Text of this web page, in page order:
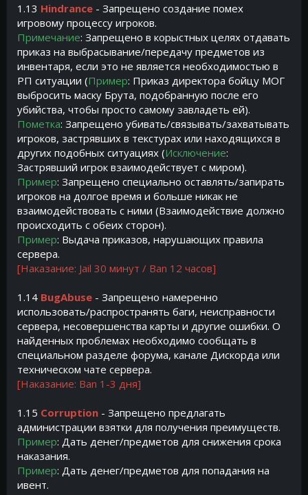
1.13 Hindrance - Запрещено создание помех
игровому процессу игроков.
Примечание: Запрещено в корыстных целях отдавать
приказ на выбрасывание/передачу предметов из
инвентаря, если это не является необходимостью в
РП ситуации (Пример: Приказ директора бойцу МОГ
выбросить маску Брута, подобранную после его
убийства, чтобы просто самому завладеть ей).
Пометка: Запрещено убивать/связывать/захватывать
игроков, застрявших в текстурах или находящихся в
других подобных ситуациях (Исключение:
Застрявший игрок взаимодействует с миром).
Пример: Запрещено специально оставлять/запирать
игроков на долгое время и больше никак не
взаимодействовать с ними (Взаимодействие должно
происходить с обеих сторон).
Пример: Выдача приказов, нарушающих правила
сервера.
[Наказание: Jail 30 минут / Ban 12 часов]
1.14 BugAbuse - Запрещено намеренно
использовать/распространять баги, неисправности
сервера, несовершенства карты и другие ошибки. О
найденных проблемах необходимо сообщать в
специальном разделе форума, канале Дискорда или
техническом чате сервера.
[Наказание: Ban 1-3 дня]
1.15 Corruption - Запрещено предлагать
администрации взятки для получения преимуществ.
Пример: Дать денег/предметов для снижения срока
наказания.
Пример: Дать денег/предметов для попадания на
ивент.